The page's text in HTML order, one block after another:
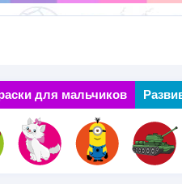
основному
содержанию
для мальчиковNext